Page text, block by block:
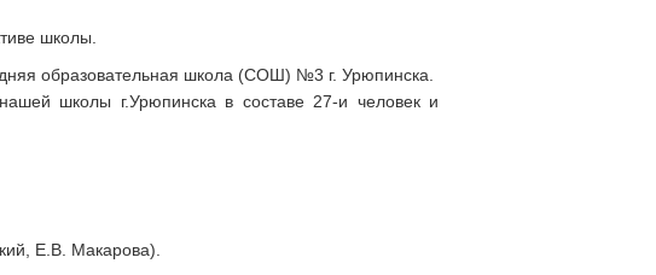
школы.
образовательная школа (СОШ) №3 г. Урюпинска.
нашей школы г.Урюпинска в составе 27-и человек и
Е.В. Макарова).